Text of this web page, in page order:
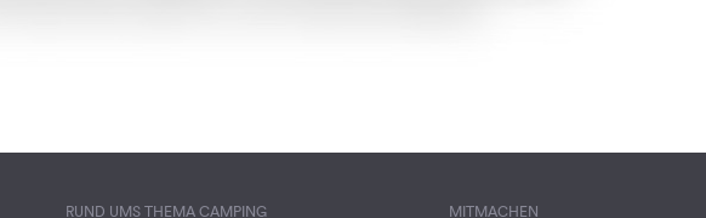
RUND UMS THEMA CAMPING MITMACHEN